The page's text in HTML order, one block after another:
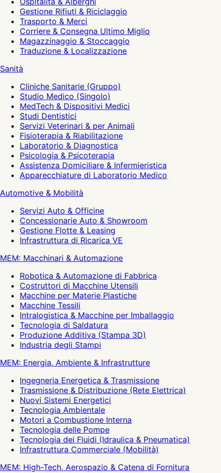
Gestione Rifiuti & Riciclaggio
Trasporto & Merci
Corriere & Consegna Ultimo Miglio
Magazzinaggio & Stoccaggio
Traduzione & Localizzazione
Sanità
Cliniche Sanitarie (Gruppo)
Studio Medico (Singolo)
MedTech & Dispositivi Medici
Studi Dentistici
Servizi Veterinari & per Animali
Fisioterapia & Riabilitazione
Laboratorio & Diagnostica
Psicologia & Psicoterapia
Assistenza Domiciliare & Infermieristica
Apparecchiature di Laboratorio Medico
Automotive & Mobilità
Servizi Auto & Officine
Concessionarie Auto & Showroom
Gestione Flotte & Leasing
Infrastruttura di Ricarica VE
MEM: Macchinari & Automazione
Robotica & Automazione di Fabbrica
Costruttori di Macchine Utensili
Macchine per Materie Plastiche
Macchine Tessili
Intralogistica & Macchine per Imballaggio
Tecnologia di Saldatura
Produzione Additiva (Stampa 3D)
Industria degli Stampi
MEM: Energia, Ambiente & Infrastrutture
Ingegneria Energetica & Trasmissione
Trasmissione & Distribuzione (Rete Elettrica)
Nuovi Sistemi Energetici
Tecnologia Ambientale
Motori a Combustione Interna
Tecnologia delle Pompe
Tecnologia dei Fluidi (Idraulica & Pneumatica)
Infrastruttura Commerciale (Mobilità)
MEM: High-Tech, Aerospazio & Catena di Fornitura